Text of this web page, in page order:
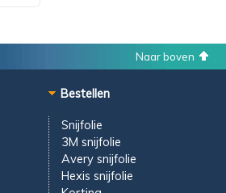
Naar boven
Bestellen
Snijfolie
3M snijfolie
Avery snijfolie
Hexis snijfolie